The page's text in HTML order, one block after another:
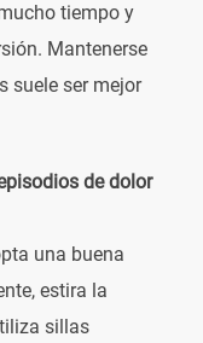
tiempo y
Mantenerse
suele ser mejor
de dolor
una buena
estira la
sillas